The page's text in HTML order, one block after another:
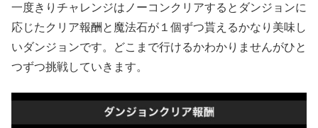
一度きりチャレンジはノーコンクリアするとダンジョンに
応じたクリア報酬と魔法石が１個ずつ貰えるかなり美味し
いダンジョンです。どこまで行けるかわかりませんがひと
つずつ挑戦していきます。